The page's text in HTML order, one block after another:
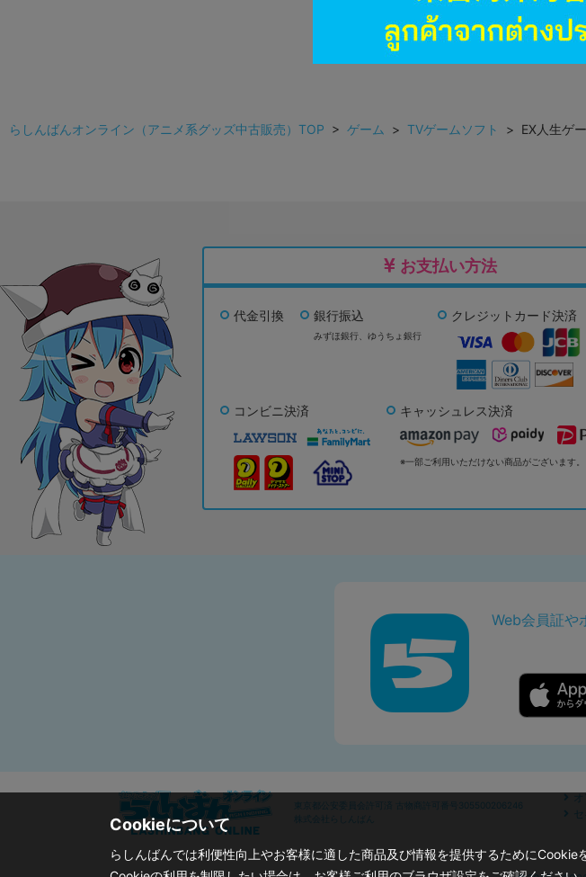
らしんばんオンライン（アニメ系グッズ中古販売）TOP > ゲーム > TVゲームソフト > EX人生ゲ
お支払い方法
代金引換 銀行振込
みずほ銀行、 ゆうちょ銀行
クレジットカード決済
コンビニ決済 キャッシュレス決済
※一部ご利用いただけない商品がございます。
Web会員証や
東京都公安委員会許可済 古物商許可番号305500206246
株式会社らしんばん
Cookieについて
らしんばんでは利便性向上やお客様に適した商品及び情報を提供するためにCookie